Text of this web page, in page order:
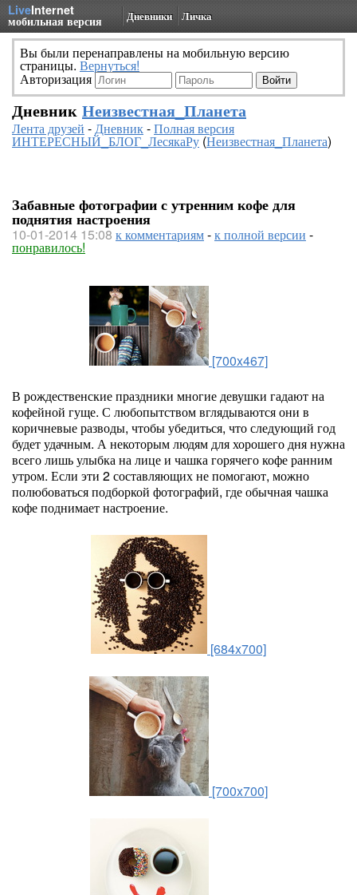
LiveInternet
мобильная версия Дневники Личка
Вы были перенаправлены на мобильную версию
страницы. Вернуться!
Авторизация
Дневник Неизвестная_Планета
Лента друзей -Дневник-Полная версия
ИНТЕРЕСНЫЙ_БЛОГ_ЛесякаРу(Неизвестная_Планета)
Забавные фотографии с утренним кофе для
поднятия настроения
10-01-2014 15:08 к комментариям-к полной версии -
понравилось!
[700x467]
В рождественские праздники многие девушки гадают на
кофейной гуще. С любопытством вглядываются они в
коричневые разводы, чтобы убедиться, что следующий год
будет удачным. А некоторым людям для хорошего дня нужна
всего лишь улыбка на лице и чашка горячего кофе ранним
утром. Если эти 2 составляющих не помогают, можно
полюбоваться подборкой фотографий, где обычная чашка
кофе поднимает настроение.
[684x700]
[700x700]